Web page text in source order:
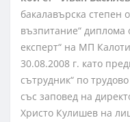
бакалавърска степен
възпитание“ диплома
експерт“ на МП
30.08.2008 г. като
сътрудник“ по
със заповед на
Христо Кулишев на